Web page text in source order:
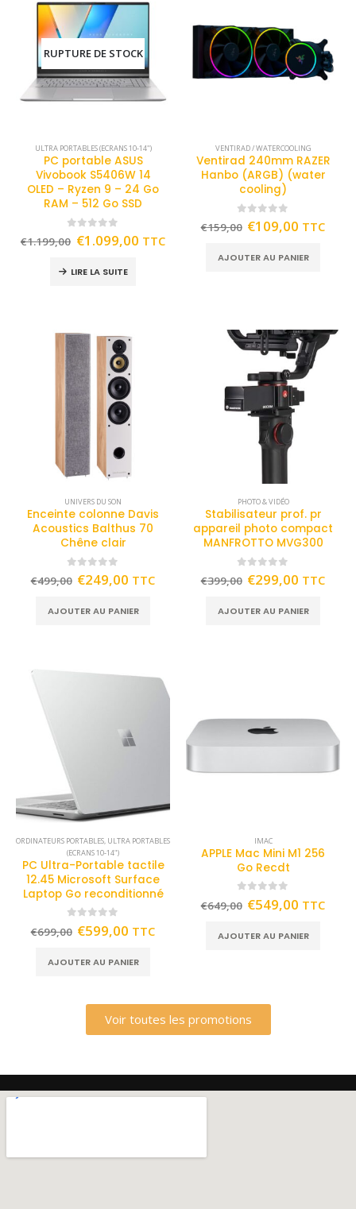
RUPTURE DE STOCK
ULTRA PORTABLES (ECRANS 10-14")
PC portable ASUS
Vivobook S5406W 14
OLED – Ryzen 9 – 24 Go
RAM – 512 Go SSD
out of 5
€1.199,00 €1.099,00 TTC
LIRE LA SUITE
VENTIRAD / WATERCOOLING
Ventirad 240mm RAZER
Hanbo (ARGB) (water
cooling)
out of 5
€159,00 €109,00 TTC
AJOUTER AU PANIER
UNIVERS DU SON
Enceinte colonne Davis
Acoustics Balthus 70
Chêne clair
out of 5
€499,00 €249,00 TTC
AJOUTER AU PANIER
PHOTO & VIDÉO
Stabilisateur prof. pr
appareil photo compact
MANFROTTO MVG300
out of 5
€399,00 €299,00 TTC
AJOUTER AU PANIER
ORDINATEURS PORTABLES, ULTRA PORTABLES
(ECRANS 10-14")
PC Ultra-Portable tactile
12.45 Microsoft Surface
Laptop Go reconditionné
out of 5
€699,00 €599,00 TTC
AJOUTER AU PANIER
IMAC
APPLE Mac Mini M1 256
Go Recdt
out of 5
€649,00 €549,00 TTC
AJOUTER AU PANIER
Voir toutes les promotions